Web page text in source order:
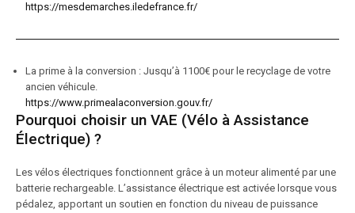
https://mesdemarches.iledefrance.fr/
La prime à la conversion : Jusqu’à 1100€ pour le recyclage de votre
ancien véhicule.
https://www.primealaconversion.gouv.fr/
Pourquoi choisir un VAE (Vélo à Assistance
Électrique) ?
Les vélos électriques fonctionnent grâce à un moteur alimenté par une
batterie rechargeable. L’assistance électrique est activée lorsque vous
pédalez, apportant un soutien en fonction du niveau de puissance